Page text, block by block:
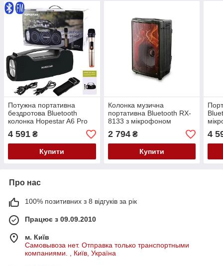
Потужна портативна
бездротова Bluetooth
колонка Hopestar A6 Pro
45Вт з Мікрофоном
4 591 ₴
Купити
Колонка музична
портативна Bluetooth RX-
8133 з мікрофоном
2 794₴
Купити
4
Про нас
100% позитивних з 8 відгуків за рік
Працює з 09.09.2010
м. Київ
Самовывоза нет. Отправка только транспортными
компаниями. , Київ, Україна